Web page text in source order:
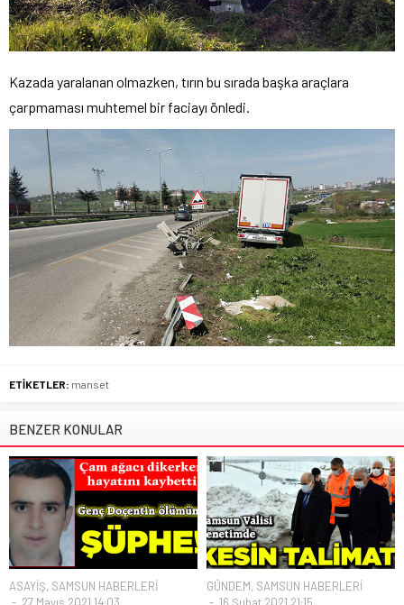
Kazada yaralanan olmazken, tırın bu sırada başka araçlara
çarpmaması muhtemel bir faciayı önledi.
ETİKETLER: manset
BENZER KONULAR
ASAYİŞ, SAMSUN HABERLERİ
GÜNDEM, SAMSUN HABERLERİ